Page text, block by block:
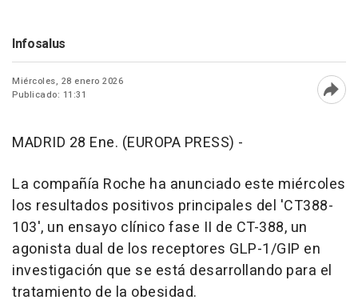
Infosalus
Miércoles, 28 enero 2026
Publicado: 11:31
MADRID 28 Ene. (EUROPA PRESS) -
La compañía Roche ha anunciado este miércoles
los resultados positivos principales del 'CT388-
103', un ensayo clínico fase II de CT-388, un
agonista dual de los receptores GLP-1/GIP en
investigación que se está desarrollando para el
tratamiento de la obesidad.